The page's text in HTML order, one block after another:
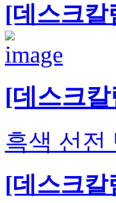
[데스크칼
[데스크
흑색 선전
[데스크칼